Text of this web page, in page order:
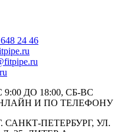
24 46
ДО 18:00, СБ-ВС
И ПО ТЕЛЕФОНУ
САНКТ-ПЕТЕРБУРГ, УЛ.